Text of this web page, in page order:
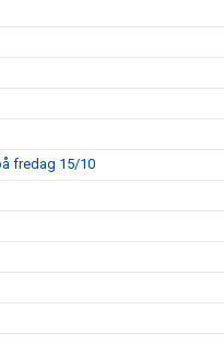
fredag 15/10